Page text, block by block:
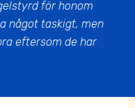
för honom
något taskigt, men
eftersom de har